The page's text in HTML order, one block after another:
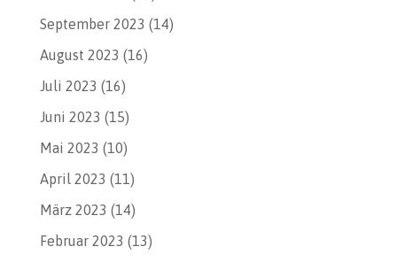
September 2023 (14)
August 2023 (16)
Juli 2023 (16)
Juni 2023 (15)
Mai 2023 (10)
April 2023 (11)
März 2023 (14)
Februar 2023 (13)